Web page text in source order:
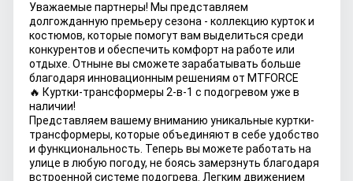
Уважаемые партнеры! Мы представляем
долгожданную премьеру сезона - коллекцию курток и
костюмов, которые помогут вам выделиться среди
конкурентов и обеспечить комфорт на работе или
отдыхе. Отныне вы сможете зарабатывать больше
благодаря инновационным решениям от MTFORCE
🔥 Куртки-трансформеры 2-в-1 с подогревом уже в
наличии!
Представляем вашему вниманию уникальные куртки-
трансформеры, которые объединяют в себе удобство
и функциональность. Теперь вы можете работать на
улице в любую погоду, не боясь замерзнуть благодаря
встроенной системе подогрева. Легким движением